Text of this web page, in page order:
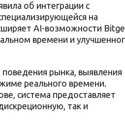
об интеграции с
на
AI-возможности
времени и
рынка, выявления
реального времени.
система предоставляет
так и